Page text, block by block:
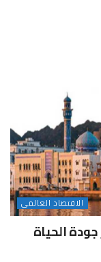
الاقتصاد العالمى
الحياة